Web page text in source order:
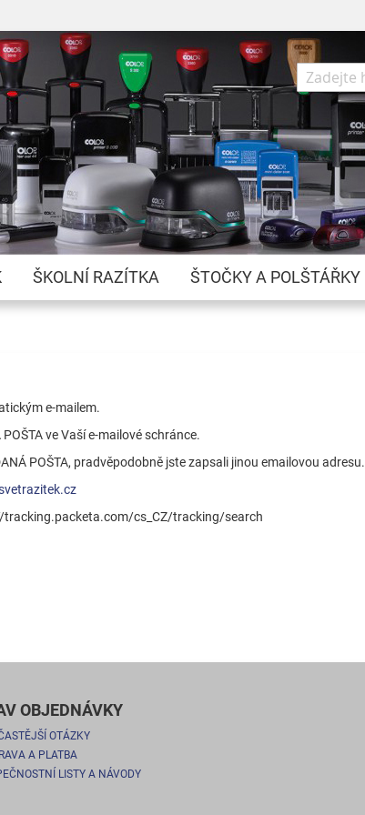
Přejít
na
obsah
Search
ŠKOLNÍ RAZÍTKA ŠTOČKY A POLŠTÁŘKY
e-mailem.
ve Vaší e-mailové schránce.
POŠTA, pradvěpodobně jste zapsali jinou emailovou adresu.
tracking.packeta.com/cs_CZ/tracking/search
OBJEDNÁVKY
OTÁZKY
A PLATBA
LISTY A NÁVODY